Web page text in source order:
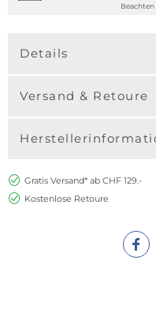
Beachten
Details
Versand & Retoure
Gratis Versand* ab CHF 129.-
Kostenlose Retoure